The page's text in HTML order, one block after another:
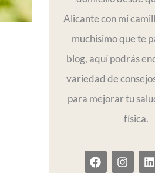
Alicante con mi
muchísimo que te
blog, aquí podrás
variedad de
para mejorar tu
física.
F
a
I
n
L
i